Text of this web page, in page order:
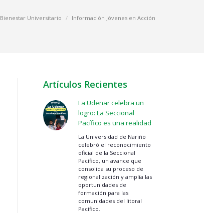
Bienestar Universitario Información Jóvenes en Acción
Artículos Recientes
La Udenar celebra un
logro: La Seccional
Pacífico es una realidad
La Universidad de Nariño
celebró el reconocimiento
oficial de la Seccional
Pacífico, un avance que
consolida su proceso de
regionalización y amplía las
oportunidades de
formación para las
comunidades del litoral
Pacífico.